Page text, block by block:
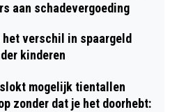
aan schadevergoeding
verschil in spaargeld
kinderen
mogelijk tientallen
zonder dat je het doorhebt: